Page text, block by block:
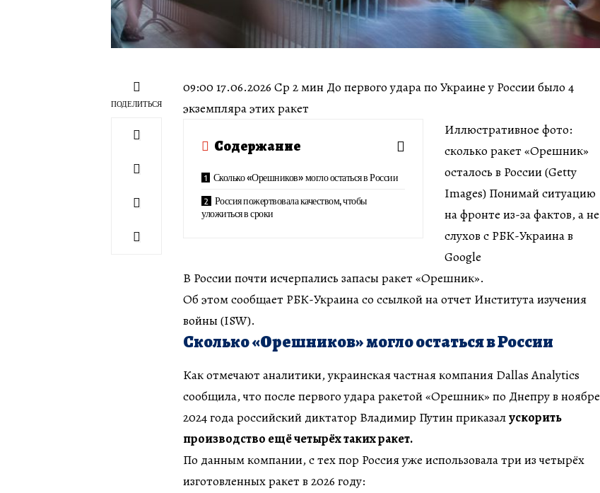
ПОДЕЛИТЬСЯ
09:00 17.06.2026 Ср 2 мин До первого удара по Украине у России было 4
экземпляра этих ракет
Содержание
Сколько «Орешников» могло остаться в России
Россия пожертвовала качеством, чтобы
уложиться в сроки
Иллюстративное фото:
сколько ракет «Орешник»
осталось в России (Getty
Images) Понимай ситуацию
на фронте из-за фактов, а не
слухов с РБК-Украина в
Google
В России почти исчерпались запасы ракет «Орешник».
Об этом сообщает РБК-Украина со ссылкой на отчет Института изучения
войны (ISW).
Сколько «Орешников» могло остаться в России
Как отмечают аналитики, украинская частная компания Dallas Analytics
сообщила, что после первого удара ракетой «Орешник» по Днепру в ноябре
2024 года российский диктатор Владимир Путин приказалускорить
производство ещё четырёх таких ракет.
По данным компании, с тех пор Россия уже использовала три из четырёх
изготовленных ракет в 2026 году: